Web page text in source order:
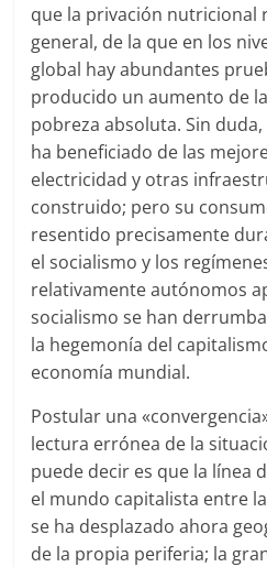
que la privación nutricional
general, de la que en los
global hay abundantes
producido un aumento de
pobreza absoluta. Sin
ha beneficiado de las
electricidad y otras
construido; pero su
resentido precisamente
el socialismo y los
relativamente autónomos
socialismo se han
la hegemonía del
economía mundial.
Postular una
lectura errónea de la
puede decir es que la línea
el mundo capitalista entre
se ha desplazado ahora
de la propia periferia; la